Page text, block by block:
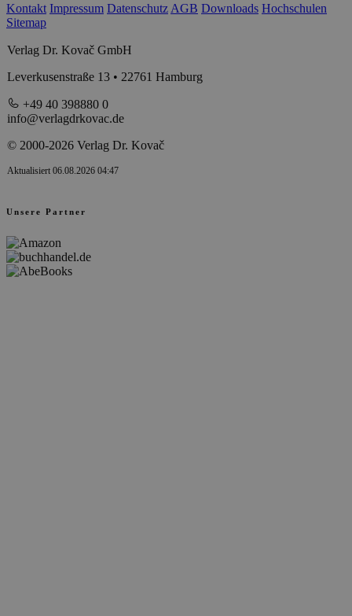
Kontakt Impressum Datenschutz AGB Downloads Hochschulen
Sitemap
Verlag Dr. Kovač GmbH
Leverkusenstraße 13 • 22761 Hamburg
+49 40 398880 0
info@verlagdrkovac.de
© 2000-2026 Verlag Dr. Kovač
Aktualisiert 06.08.2026 04:47
Unsere Partner